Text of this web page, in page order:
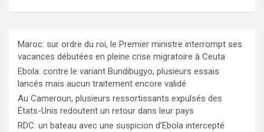
Maroc: sur ordre du roi, le Premier ministre interrompt ses
vacances débutées en pleine crise migratoire à Ceuta
Ebola: contre le variant Bundibugyo, plusieurs essais
lancés mais aucun traitement encore validé
Au Cameroun, plusieurs ressortissants expulsés des
États-Unis redoutent un retour dans leur pays
RDC: un bateau avec une suspicion d’Ebola intercepté